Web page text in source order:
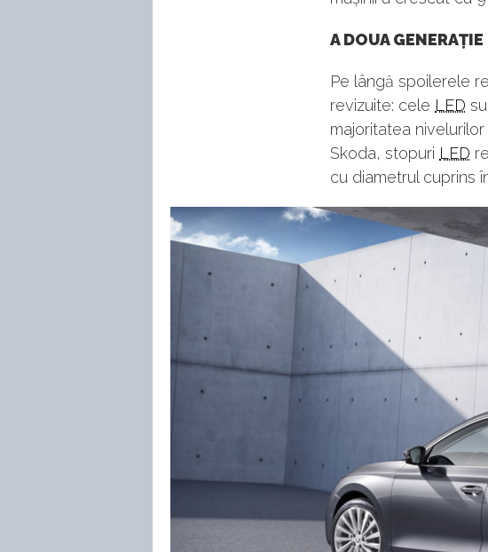
A DOUA GENERAȚIE
Pe lângă spoilerele
revizuite: cele LED
majoritatea
Skoda, stopuri LED
cu diametrul cuprins